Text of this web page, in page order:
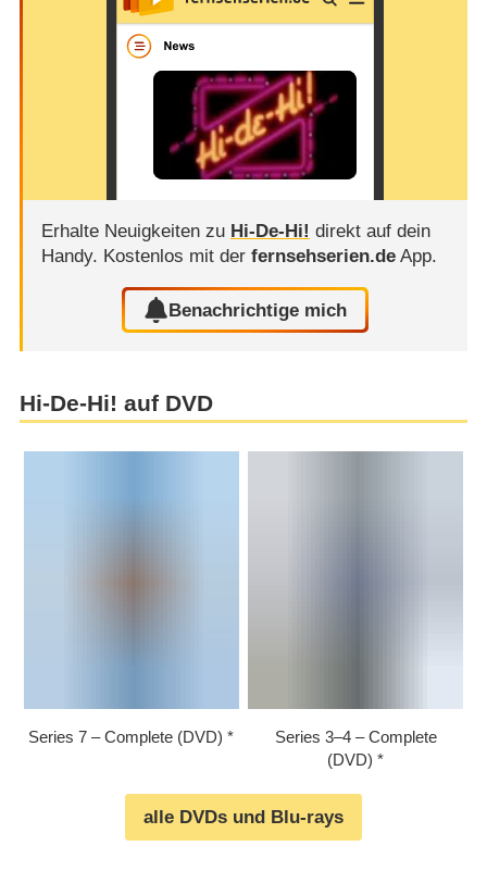
Erhalte Neuigkeiten zu Hi-De-Hi! direkt auf dein
Handy. Kostenlos mit der fernsehserien.deApp.
Benachrichtige mich
Hi-De-Hi! auf DVD
Series 7 – Complete (DVD)
Series 3⁠–⁠4 – Complete
(DVD)
alle DVDs und Blu-rays